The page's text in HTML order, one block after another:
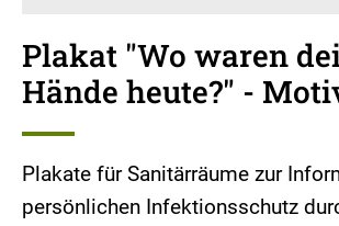
Plakat "Wo waren
Hände heute?" -
Plakate für Sanitärräume zur
persönlichen Infektionsschutz